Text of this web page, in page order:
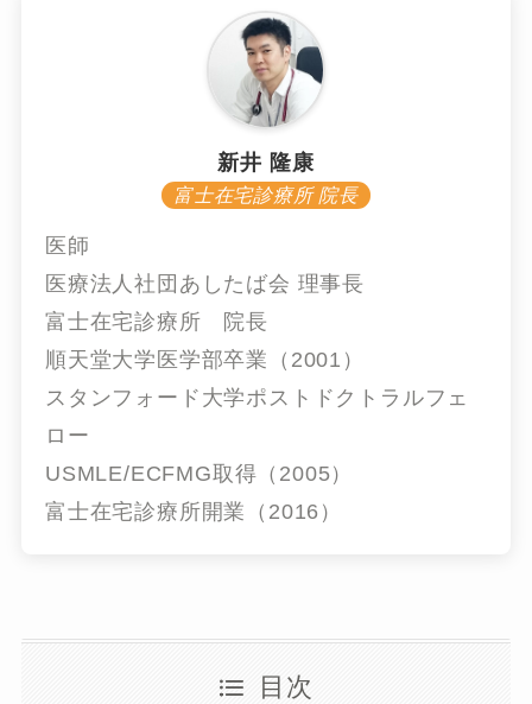
新井 隆康
富士在宅診療所 院長
医師
医療法人社団あしたば会 理事長
富士在宅診療所 院長
順天堂大学医学部卒業（2001）
スタンフォード大学ポストドクトラルフェ
ロー
USMLE/ECFMG取得（2005）
富士在宅診療所開業（2016）
目次